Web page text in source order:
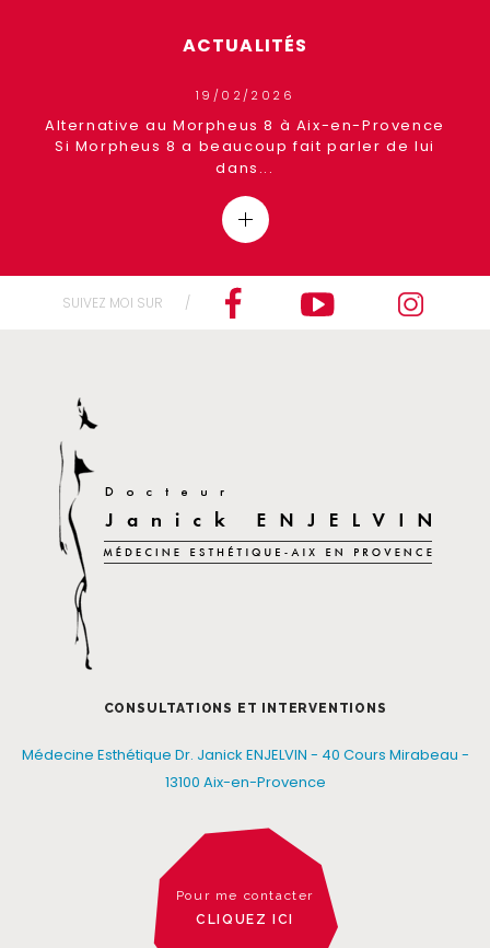
ACTUALITÉS
19/02/2026
Alternative au Morpheus 8 à Aix-en-Provence
Si Morpheus 8 a beaucoup fait parler de lui
dans...
SUIVEZ MOI SUR
CONSULTATIONS ET INTERVENTIONS
Médecine Esthétique Dr. Janick ENJELVIN - 40 Cours Mirabeau -
13100 Aix-en-Provence
Pour me contacter
CLIQUEZ ICI